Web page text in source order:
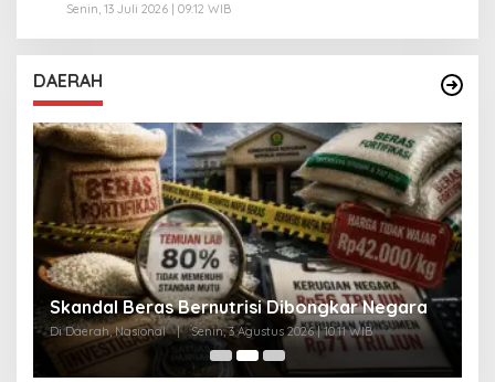
Senin, 13 Juli 2026 | 09:12 WIB
DAERAH
Skandal Beras Bernutrisi Dibongkar Negara
Di Daerah, Nasional | Senin, 3 Agustus 2026 | 10:11 WIB